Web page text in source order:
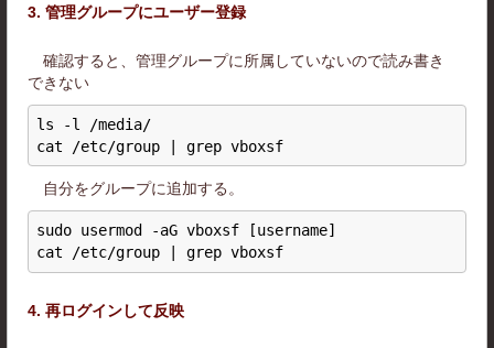
3. 管理グループにユーザー登録
確認すると、管理グループに所属していないので読み書き
できない
ls -l /media/
自分をグループに追加する。
sudo usermod -aG vboxsf [username]
4. 再ログインして反映